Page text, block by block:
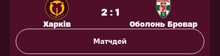
Харків
2 : 1
Оболонь Бровар
Матчдей